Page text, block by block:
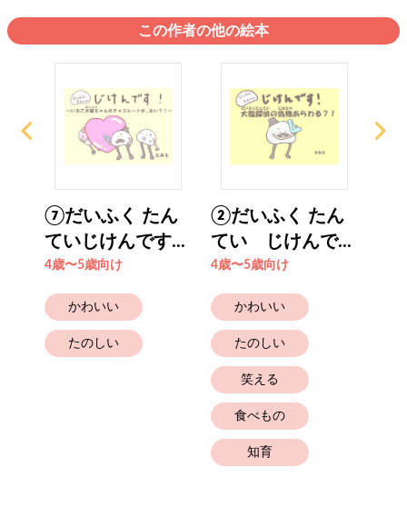
この作者の他の絵本
⑦だいふく たん
ていじけんです...
4歳〜5歳向け
かわいい
たのしい
②だいふく たん
てい じけんで...
4歳〜5歳向け
かわいい
たのしい
笑える
食べもの
知育